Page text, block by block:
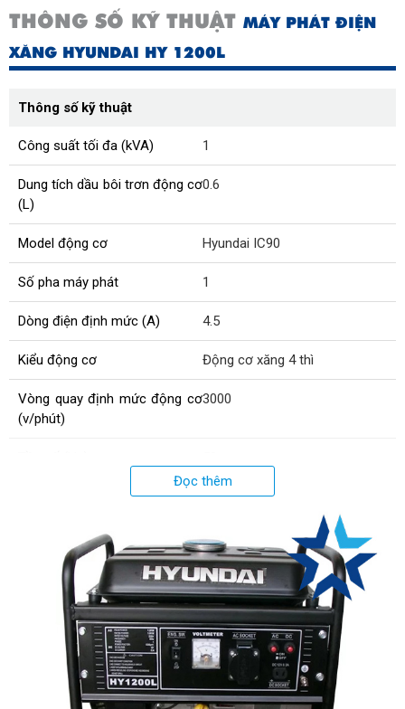
THÔNG SỐ KỸ THUẬT MÁY PHÁT ĐIỆN
XĂNG HYUNDAI HY 1200L
Thông số kỹ thuật
Công suất tối đa (kVA) 1
Dung tích dầu bôi trơn động cơ
(L)
0.6
Model động cơ Hyundai IC90
Số pha máy phát 1
Dòng điện định mức (A) 4.5
Kiểu động cơ Động cơ xăng 4 thì
Vòng quay định mức động cơ
(v/phút)
3000
Công suất liên tục (kVA) 0.9
Kiểu làm mát Bằng không khí
Trọng lượng (kg) 28
Kích thước (mm) 450x355x370
Thời gian hoạt động liên tục13 (50%CS)
Đọc thêm